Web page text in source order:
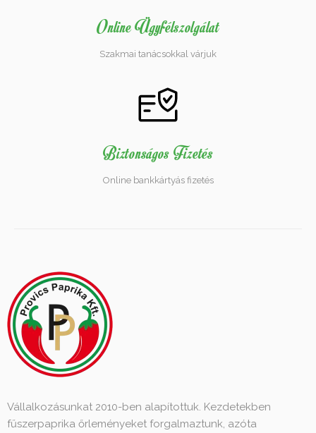
Online Ügyfélszolgálat
Szakmai tanácsokkal várjuk
Biztonságos Fizetés
Online bankkártyás fizetés
Vállalkozásunkat 2010-ben alapítottuk. Kezdetekben
fűszerpaprika őrleményeket forgalmaztunk, azóta